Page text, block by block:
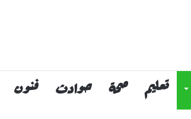
تعليم صحة حوادث فنون